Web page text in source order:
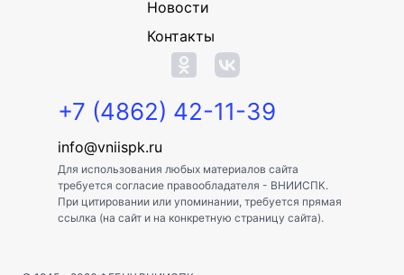
Новости
Контакты
+7 (4862) 42-11-39
info@vniispk.ru
Для использования любых материалов сайта
требуется согласие правообладателя - ВНИИСПК.
При цитировании или упоминании, требуется прямая
ссылка (на сайт и на конкретную страницу сайта).